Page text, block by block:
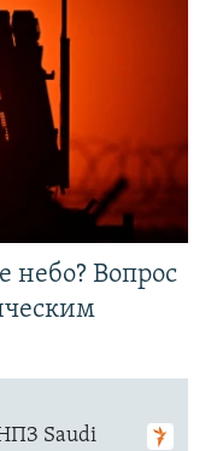
небо? Вопрос